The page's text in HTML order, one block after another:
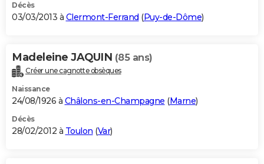
Décès
03/03/2013 à Clermont-Ferrand (Puy-de-Dôme)
Madeleine JAQUIN (85 ans)
Créer une cagnotte obsèques
Naissance
24/08/1926 à Châlons-en-Champagne (Marne)
Décès
28/02/2012 à Toulon (Var)